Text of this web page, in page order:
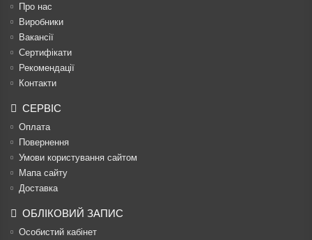
Про нас
Виробники
Вакансії
Сертифікати
Рекомендації
Контакти
СЕРВІС
Оплата
Повернення
Умови користування сайтом
Мапа сайту
Доставка
ОБЛІКОВИЙ ЗАПИС
Особистий кабінет